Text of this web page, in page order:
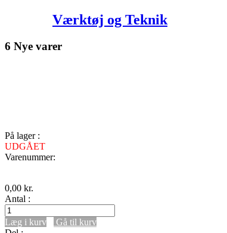
Værktøj og Teknik
6 Nye varer
På lager :
UDGÅET
Varenummer:
0,00 kr.
Antal :
Læg i kurv
Gå til kurv